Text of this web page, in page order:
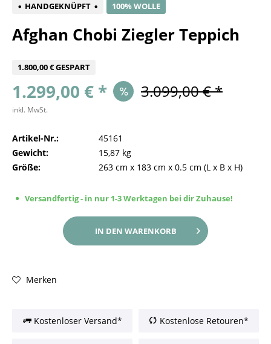
HANDGEKNÜPFT 100% WOLLE
Afghan Chobi Ziegler Teppich
1.800,00 € GESPART
1.299,00 € * 3.099,00 € *
inkl. MwSt.
Artikel-Nr.:
45161
Gewicht:
15,87 kg
Größe:
263 cm x 183 cm x 0.5 cm (L x B x H)
Versandfertig - in nur 1-3 Werktagen bei dir Zuhause!
IN DEN WARENKORB
Merken
Kostenloser Versand* Kostenlose Retouren*